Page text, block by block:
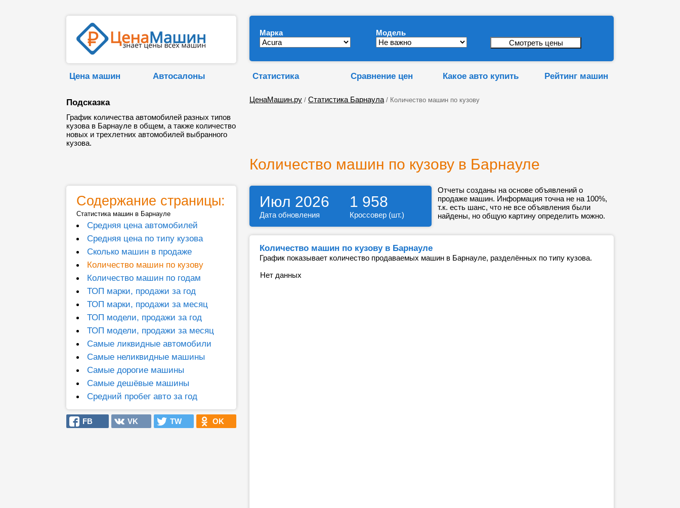
Марка Модель
Цена машин Автосалоны Статистика Сравнение цен Какое авто купить Рейтинг машин
Подсказка
График количества автомобилей разных типов
кузова в Барнауле в общем, а также количество
новых и трехлетних автомобилей выбранного
кузова.
ЦенаМашин.ру / Статистика Барнаула/ Количество машин по кузову
Количество машин по кузову в Барнауле
Содержание страницы:
Статистика машин в Барнауле
Средняя цена автомобилей
Средняя цена по типу кузова
Сколько машин в продаже
Количество машин по кузову
Количество машин по годам
ТОП марки, продажи за год
ТОП марки, продажи за месяц
ТОП модели, продажи за год
ТОП модели, продажи за месяц
Самые ликвидные автомобили
Самые неликвидные машины
Самые дорогие машины
Самые дешёвые машины
Средний пробег авто за год
FB VK TW OK
Июл 2026 1 958
Дата обновления Кроссовер (шт.)
Отчеты созданы на основе объявлений о
продаже машин. Информация точна не на 100%,
т.к. есть шанс, что не все объявления были
найдены, но общую картину определить можно.
Количество машин по кузову в Барнауле
График показывает количество продаваемых машин в Барнауле, разделённых по типу кузова.
Нет данных